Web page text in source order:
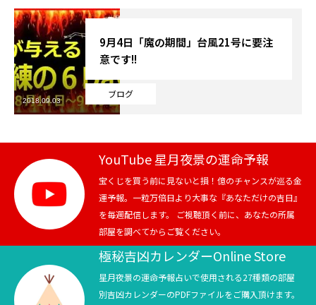
記事カテゴリー
ブログ
お知らせ
芸能界
テニス
スポーツ
競馬
テニス四大大会・五輪
ブログ
9月4日「魔の期間」台風21号に要注
意です!!
2018.09.03
YouTube 星月夜景の運命予報
宝くじを買う前に見ないと損！億のチャンスが巡る金
運予報。一粒万倍日より大事な『あなただけの吉日』
を毎週配信します。 ご視聴頂く前に、あなたの所属
部屋を調べてからご覧ください。
極秘吉凶カレンダーOnline Store
星月夜景の運命予報占いで使用される27種類の部屋
別吉凶カレンダーのPDFファイルをご購入頂けます。